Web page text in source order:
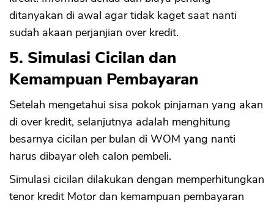
ditanyakan di awal agar tidak kaget saat nanti
sudah akaan perjanjian over kredit.
5. Simulasi Cicilan dan
Kemampuan Pembayaran
Setelah mengetahui sisa pokok pinjaman yang akan
di over kredit, selanjutnya adalah menghitung
besarnya cicilan per bulan di WOM yang nanti
harus dibayar oleh calon pembeli.
Simulasi cicilan dilakukan dengan memperhitungkan
tenor kredit Motor dan kemampuan pembayaran